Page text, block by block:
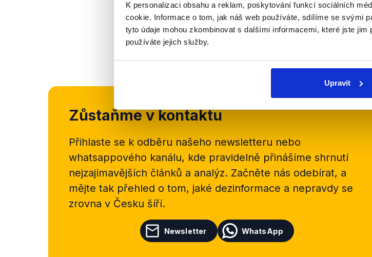
K personalizaci obsahu a reklam, poskytování funkcí sociálních
cookie. Informace o tom, jak náš web používáte, sdílíme se svými
tyto údaje mohou zkombinovat s dalšími informacemi, které jste
používáte jejich služby.
Upravit
KSČM
Číst dál
Zůstaňme v kontaktu
Přihlaste se k odběru našeho newsletteru nebo
whatsappového kanálu, kde pravidelně přinášíme shrnutí
nejzajímavějších článků a analýz. Začněte nás odebírat, a
mějte tak přehled o tom, jaké dezinformace a nepravdy se
zrovna v Česku šíří.
Newsletter WhatsApp